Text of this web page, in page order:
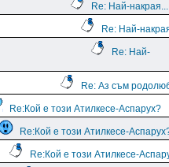
Re: Най-накрая...
Re: Най-
Re: Най-
Re: Аз съм
Re:Кой е този Атилкесе-Аспарух?
Re:Кой е този Атилкесе-
Re:Кой е този Атилкесе-